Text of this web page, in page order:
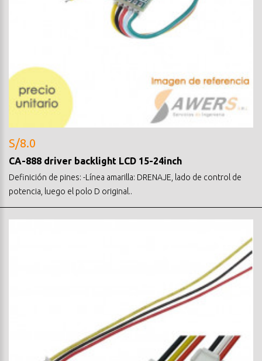
S/8.0
CA-888 driver backlight LCD 15-24inch
Definición de pines: -Línea amarilla: DRENAJE, lado de control de
potencia, luego el polo D original..